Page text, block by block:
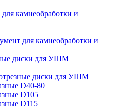
камнеобработки и
для камнеобработки и
диски для УШМ
диски для УШМ
D40-80
D105
D115